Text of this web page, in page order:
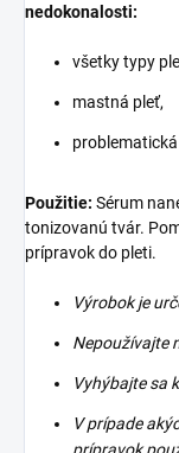
nedokonalosti:
všetky typy
mastná pleť,
Použitie: Sérum
tonizovanú tvár.
prípravok do pleti.
Výrobok je
Nepoužívajte
Vyhýbajte sa
V prípade